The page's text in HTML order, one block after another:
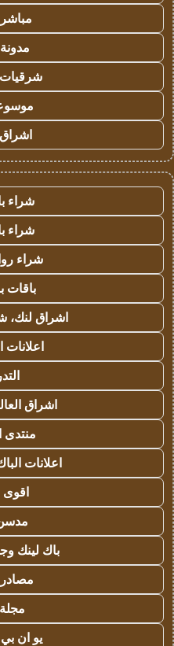
مباشر
شرقيات
اشراق
شراء
شراء
شراء
باقات
اشراق لنك،
اعلانات
اشراق
منتدى
اعلانات الباك
اقوى
باك لينك
مصادر
يو ان